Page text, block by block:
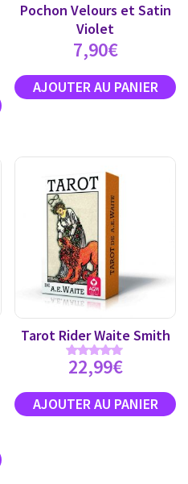
Pochon Velours et Satin
Violet
7,90€
Tarot Rider Waite Smith
Note
4.89
22,99€